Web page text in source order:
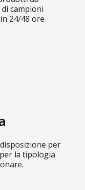
campioni
24/48 ore.
per
la tipologia